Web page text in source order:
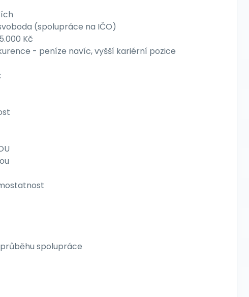
(spolupráce na IČO)
Kč
- peníze navíc, vyšší kariérní pozice
spolupráce